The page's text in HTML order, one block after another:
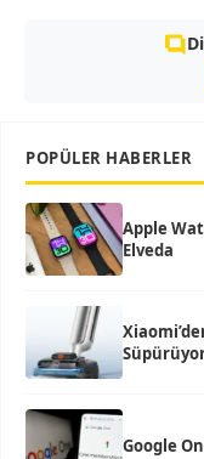
POPÜLER HABERLER
Apple
Elveda
Google